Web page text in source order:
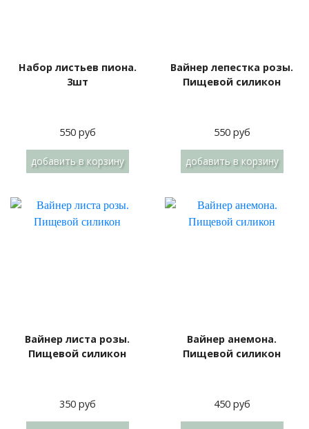
Набор листьев пиона.
3шт
550 руб
добавитьв корзину
Вайнер лепестка розы.
Пищевой силикон
550 руб
добавитьв корзину
Вайнер листа розы.
Пищевой силикон
350 руб
Вайнер анемона.
Пищевой силикон
450 руб